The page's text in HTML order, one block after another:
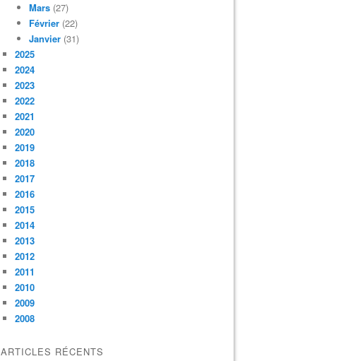
Mars (27)
Février (22)
Janvier (31)
2025
2024
2023
2022
2021
2020
2019
2018
2017
2016
2015
2014
2013
2012
2011
2010
2009
2008
ARTICLES RÉCENTS